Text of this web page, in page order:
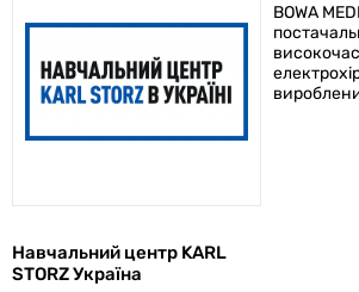
Навчальний центр KARL
STORZ Україна
BOWA